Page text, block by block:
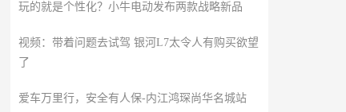
玩的就是个性化？小牛电动发布两款战略新品
视频：带着问题去试驾 银河L7太令人有购买欲望
了
爱车万里行，安全有人保-内江鸿琛尚华名城站